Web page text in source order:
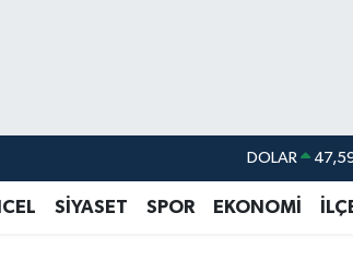
DOLAR
EURO
SİYASET SPOR EKONOMİ